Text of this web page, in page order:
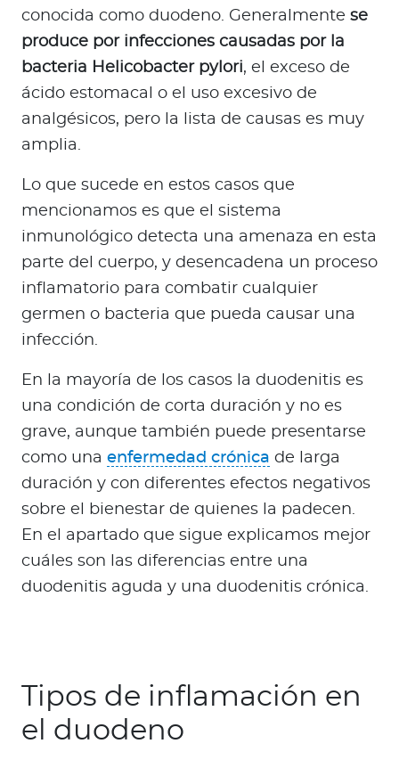
conocida como duodeno. Generalmente se
produce por infecciones causadas por la
bacteria Helicobacter pylori, el exceso de
ácido estomacal o el uso excesivo de
analgésicos, pero la lista de causas es muy
amplia.
Lo que sucede en estos casos que
mencionamos es que el sistema
inmunológico detecta una amenaza en esta
parte del cuerpo, y desencadena un proceso
inflamatorio para combatir cualquier
germen o bacteria que pueda causar una
infección.
En la mayoría de los casos la duodenitis es
una condición de corta duración y no es
grave, aunque también puede presentarse
como una enfermedad crónica de larga
duración y con diferentes efectos negativos
sobre el bienestar de quienes la padecen.
En el apartado que sigue explicamos mejor
cuáles son las diferencias entre una
duodenitis aguda y una duodenitis crónica.
Tipos de inflamación en
el duodeno